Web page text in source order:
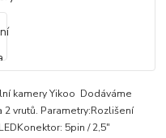
kamery Yikoo Dodáváme
vrutů. Parametry:Rozlišení
5pin / 2,5"